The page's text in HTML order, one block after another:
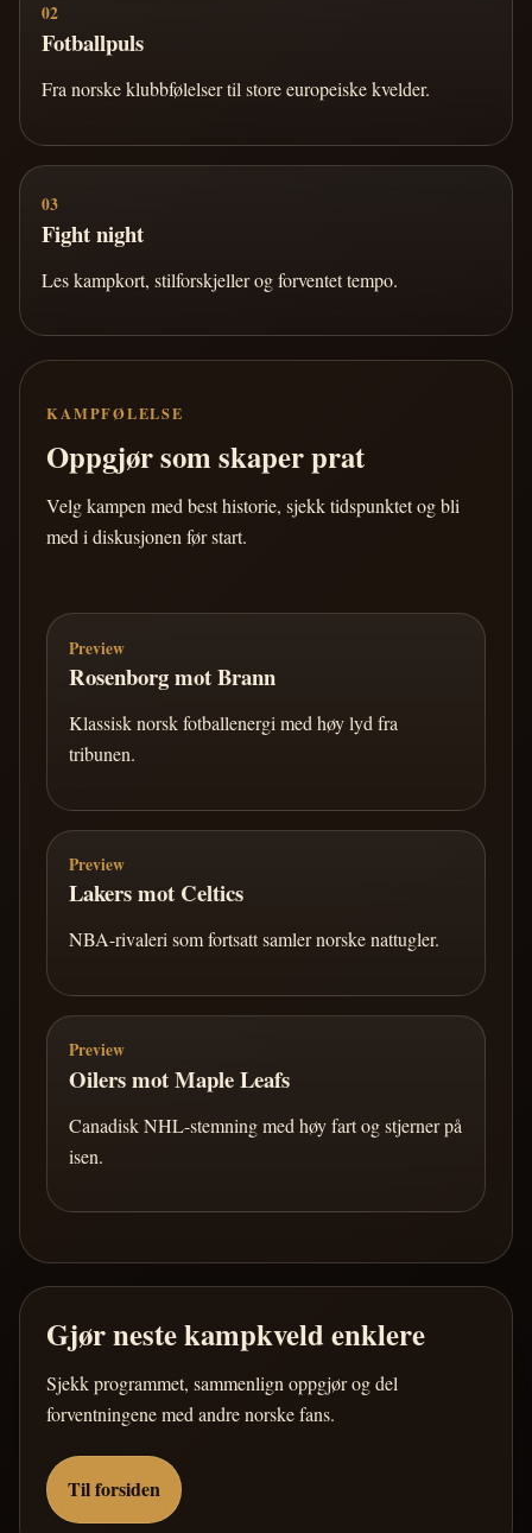
02
Fotballpuls
Fra norske klubbfølelser til store europeiske kvelder.
03
Fight night
Les kampkort, stilforskjeller og forventet tempo.
KAMPFØLELSE
Oppgjør som skaper prat
Velg kampen med best historie, sjekk tidspunktet og bli
med i diskusjonen før start.
Preview
Rosenborg mot Brann
Klassisk norsk fotballenergi med høy lyd fra
tribunen.
Preview
Lakers mot Celtics
NBA-rivaleri som fortsatt samler norske nattugler.
Preview
Oilers mot Maple Leafs
Canadisk NHL-stemning med høy fart og stjerner på
isen.
Gjør neste kampkveld enklere
Sjekk programmet, sammenlign oppgjør og del
forventningene med andre norske fans.
Til forsiden